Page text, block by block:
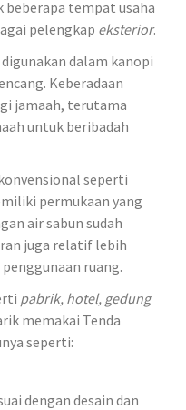
beberapa tempat usaha
pelengkap eksterior.
dalam kanopi
Keberadaan
jamaah, terutama
untuk beribadah
seperti
permukaan yang
air sabun sudah
juga relatif lebih
ruang.
pabrik, hotel, gedung
memakai Tenda
seperti:
dengan desain dan